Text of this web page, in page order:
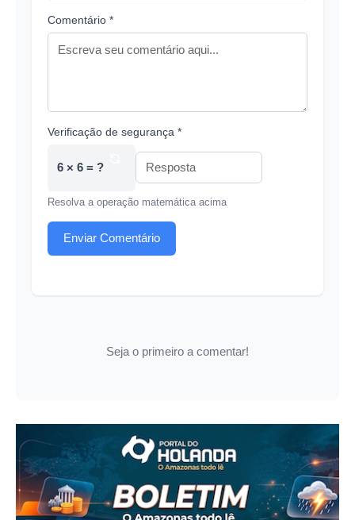
Comentário *
Verificação de segurança *
6 × 6 = ?
Resolva a operação matemática acima
Enviar Comentário
Seja o primeiro a comentar!